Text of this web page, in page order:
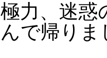
極力、迷惑
んで帰りま